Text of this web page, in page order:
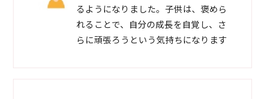
るようになりました。子供は、褒めら
れることで、自分の成長を自覚し、さ
らに頑張ろうという気持ちになります